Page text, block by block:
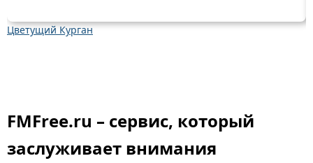
Цветущий Курган
FMFree.ru – сервис, который
заслуживает внимания